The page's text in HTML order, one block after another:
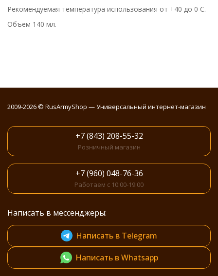
Рекомендуемая температура использования от +40 до 0 С.
Объем 140 мл.
2009-2026 © RusArmyShop — Универсальный интернет-магазин
+7 (843) 208-55-32
Розничный магазин
+7 (960) 048-76-36
Работаем с 10:00-19:00
Написать в мессенджеры:
Написать в Telegram
Написать в Whatsapp